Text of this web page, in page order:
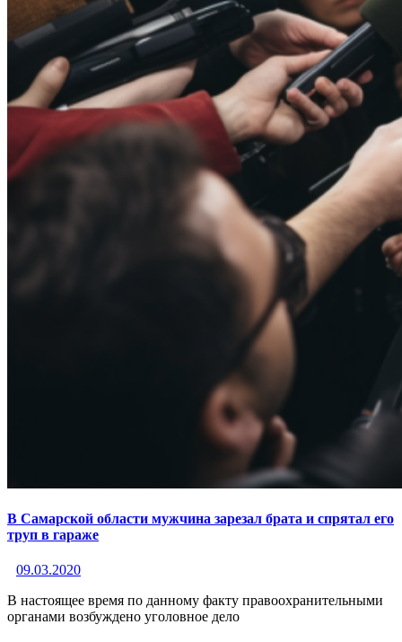
В Самарской области мужчина зарезал брата и спрятал его
труп в гараже
09.03.2020
В настоящее время по данному факту правоохранительными
органами возбуждено уголовное дело